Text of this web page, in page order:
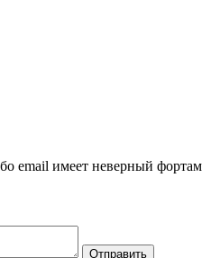
email имеет неверный фортам
Отправить